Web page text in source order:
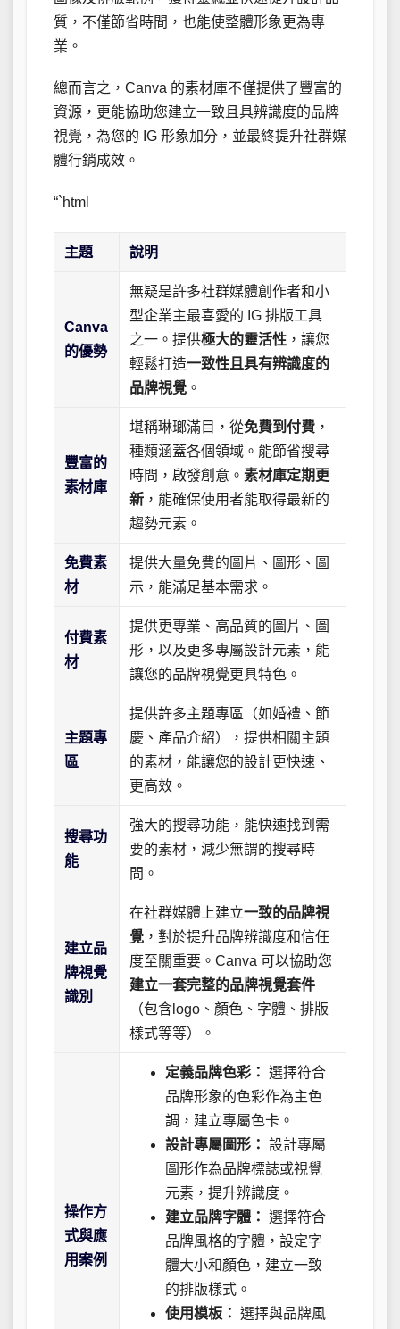
質，不僅節省時間，也能使整體形象更為專
業。
總而言之，Canva 的素材庫不僅提供了豐富的
資源，更能協助您建立一致且具辨識度的品牌
視覺，為您的 IG 形象加分，並最終提升社群媒
體行銷成效。
“`html
主題 說明
Canva
的優勢
無疑是許多社群媒體創作者和小
型企業主最喜愛的 IG 排版工具
之一。提供極大的靈活性 ，讓您
輕鬆打造一致性且具有辨識度的
品牌視覺 。
豐富的
素材庫
堪稱琳瑯滿目，從免費到付費 ，
種類涵蓋各個領域。能節省搜尋
時間，啟發創意。素材庫定期更
新 ，能確保使用者能取得最新的
趨勢元素。
免費素
材
提供大量免費的圖片、圖形、圖
示，能滿足基本需求。
付費素
材
提供更專業、高品質的圖片、圖
形，以及更多專屬設計元素，能
讓您的品牌視覺更具特色。
主題專
區
提供許多主題專區（如婚禮、節
慶、產品介紹），提供相關主題
的素材，能讓您的設計更快速、
更高效。
搜尋功
能
強大的搜尋功能，能快速找到需
要的素材，減少無謂的搜尋時
間。
建立品
牌視覺
識別
在社群媒體上建立一致的品牌視
覺 ，對於提升品牌辨識度和信任
度至關重要。Canva 可以協助您
建立一套完整的品牌視覺套件
（包含logo、顏色、字體、排版
樣式等等）。
操作方
式與應
用案例
定義品牌色彩： 選擇符合
品牌形象的色彩作為主色
調，建立專屬色卡。
設計專屬圖形： 設計專屬
圖形作為品牌標誌或視覺
元素，提升辨識度。
建立品牌字體： 選擇符合
品牌風格的字體，設定字
體大小和顏色，建立一致
的排版樣式。
使用模板： 選擇與品牌風